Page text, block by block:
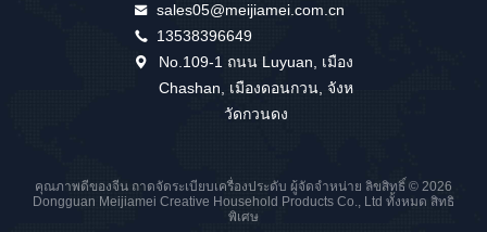
sales05@meijiamei.com.cn
13538396649
No.109-1 ถนน Luyuan, เมือง
Chashan, เมืองดอนกวน, จังห
วัดกวนดง
คุณภาพดีของจีน ถาดจัดระเบียบเครื่องประดับ ผู้จัดจำหน่าย ลิขสิทธิ์ © 2026
Dongguan Meijiamei Creative Household Products Co., Ltd ทั้งหมด สิทธิ
พิเศษ